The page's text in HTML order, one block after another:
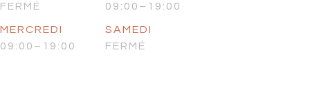
FERMÉ
MERCREDI
09:00–19:00
09:00–19:00
SAMEDI
FERMÉ